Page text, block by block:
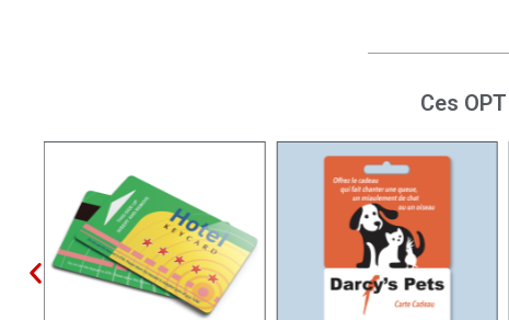
Ces